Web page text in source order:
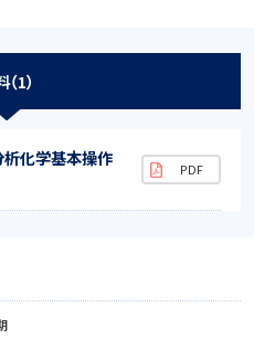
1）
析化学基本操作